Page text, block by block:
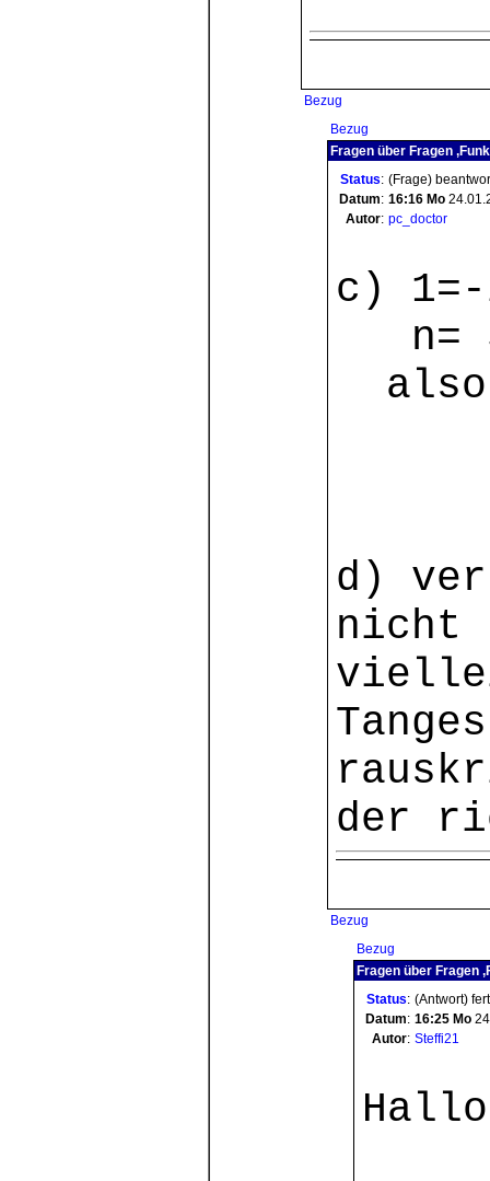
Bezug
Bezug
Fragen über Fragen
Status: (Frage)
Datum: 16:16 Mo
Autor: pc_doctor
c) 1=-
n=
also
d)
nicht
der
Bezug
Bezug
Fragen über Fragen
Status: (Antwort)
Datum: 16:25 Mo
Autor: Steffi21
Hallo